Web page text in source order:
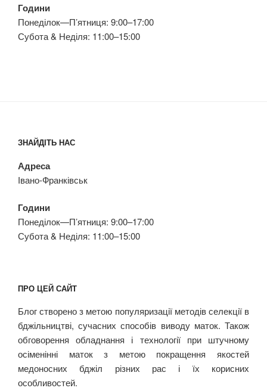
Години
Понеділок—П’ятниця: 9:00–17:00
Субота & Неділя: 11:00–15:00
ЗНАЙДІТЬ НАС
Адреса
Івано-Франківськ
Години
Понеділок—П’ятниця: 9:00–17:00
Субота & Неділя: 11:00–15:00
ПРО ЦЕЙ САЙТ
Блог створено з метою популяризації методів селекції в
бджільництві, сучасних способів виводу маток. Також
обговорення обладнання і технології при штучному
осіменінні маток з метою покращення якостей
медоносних бджіл різних рас і їх корисних
особливостей.